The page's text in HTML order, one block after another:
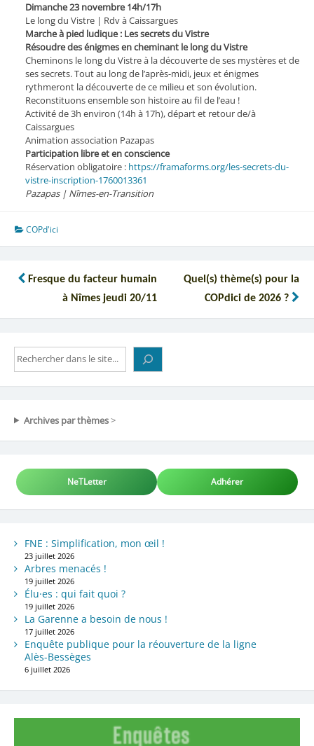
Dimanche 23 novembre 14h/17h
Le long du Vistre | Rdv à Caissargues
Marche à pied ludique : Les secrets du Vistre
Résoudre des énigmes en cheminant le long du Vistre
Cheminons le long du Vistre à la découverte de ses mystères et de
ses secrets. Tout au long de l’après-midi, jeux et énigmes
rythmeront la découverte de ce milieu et son évolution.
Reconstituons ensemble son histoire au fil de l’eau !
Activité de 3h environ (14h à 17h), départ et retour de/à
Caissargues
Animation association Pazapas
Participation libre et en conscience
Réservation obligatoire : https://framaforms.org/les-secrets-du-
vistre-inscription-1760013361
Pazapas | Nîmes-en-Transition
COPd'ici
Navigation
Fresque du facteur humain
à Nîmes jeudi 20/11
Quel(s) thème(s) pour la
COPdici de 2026 ?
Rechercher
Archives par thèmes>
NeTLetter Adhérer
FNE : Simplification, mon œil !
23 juillet 2026
Arbres menacés !
19 juillet 2026
Élu·es : qui fait quoi ?
19 juillet 2026
La Garenne a besoin de nous !
17 juillet 2026
Enquête publique pour la réouverture de la ligne
Alès-Bessèges
6 juillet 2026